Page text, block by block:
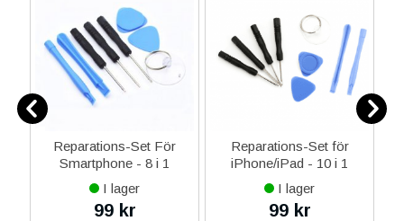
Reparations-Set För
Smartphone - 8 i 1
I lager
99 kr
Reparations-Set för
iPhone/iPad - 10 i 1
I lager
99 kr